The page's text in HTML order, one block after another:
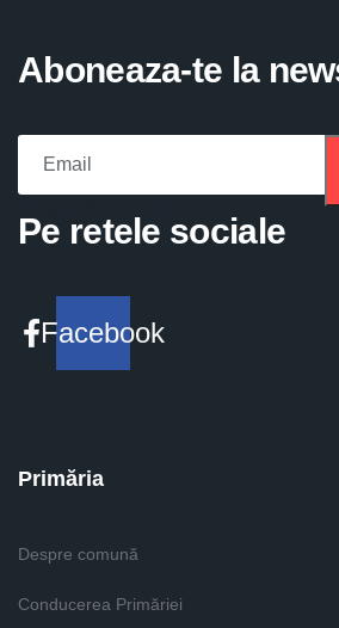
Aboneaza-te la
Pe retele sociale
Facebook
Primăria
Despre comună
Conducerea Primăriei